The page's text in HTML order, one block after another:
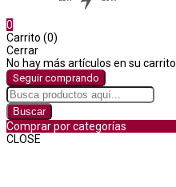
0
Carrito (0)
Cerrar
No hay más artículos en su carrito
Seguir comprando
Buscar
Comprar por categorías
CLOSE